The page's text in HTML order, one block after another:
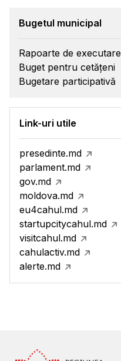
Bugetul municipal
Rapoarte de executare
Buget pentru cetățeni
Bugetare participativă
Link-uri utile
presedinte.md
parlament.md
gov.md
moldova.md
eu4cahul.md
startupcitycahul.md
visitcahul.md
cahulactiv.md
alerte.md